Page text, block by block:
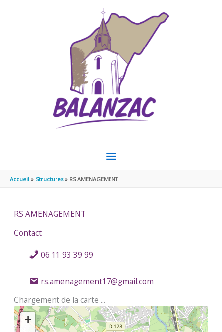
MENU
PRINCIPAL
Accueil Structures RS AMENAGEMENT
RS AMENAGEMENT
Contact
06 11 93 39 99
rs.amenagement17@gmail.com
Chargement de la carte ...
+